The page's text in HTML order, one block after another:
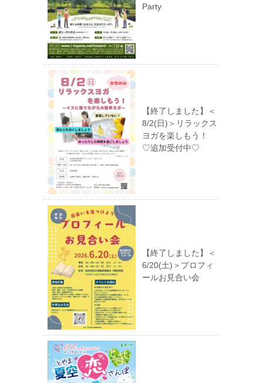
Party
【終了しました】＜
8/2(日)＞リラックス
ヨガを楽しもう！
♡追加受付中♡
【終了しました】＜
6/20(土)＞プロフィ
ールお見合い会